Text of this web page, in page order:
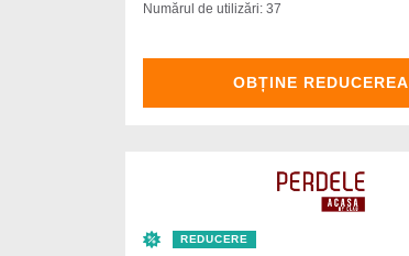
Numărul de utilizări: 37
OBȚINE REDUCEREA
REDUCERE